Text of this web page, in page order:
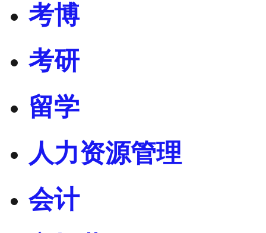
考博
考研
留学
人力资源管理
会计